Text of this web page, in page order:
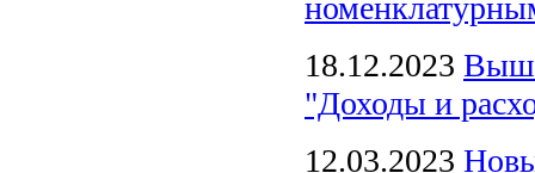
18.12.2023
"Доходы и
12.03.2023